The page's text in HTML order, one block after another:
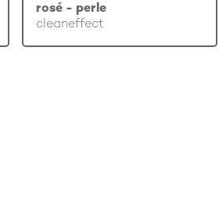
rosé - perle
cleaneffect